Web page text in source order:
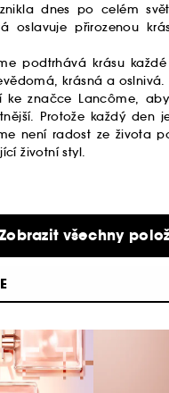
dnes po celém
oslavuje přirozenou
podtrhává krásu
krásná a oslnivá.
ke značce Lancôme,
Protože každý den
není radost ze života
životní styl.
Zobrazit všechny